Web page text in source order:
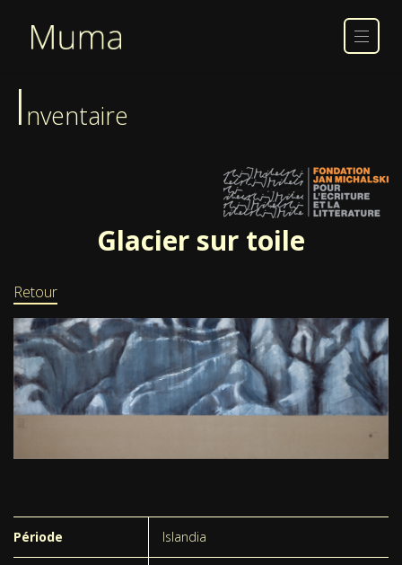
Inventaire
Glacier sur toile
Retour
Période Islandia